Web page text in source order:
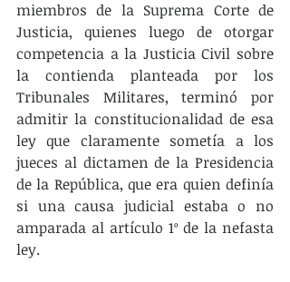
miembros de la Suprema Corte de
Justicia, quienes luego de otorgar
competencia a la Justicia Civil sobre
la contienda planteada por los
Tribunales Militares, terminó por
admitir la constitucionalidad de esa
ley que claramente sometía a los
jueces al dictamen de la Presidencia
de la República, que era quien definía
si una causa judicial estaba o no
amparada al artículo 1º de la nefasta
ley.